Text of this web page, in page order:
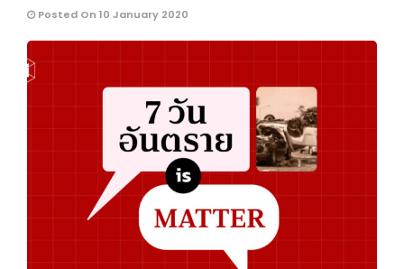
Posted On 10 January 2020